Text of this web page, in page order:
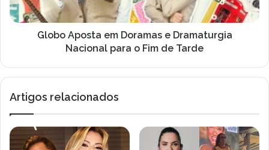
para
o
Globo Aposta em Doramas e Dramaturgia
Nacional para o Fim de Tarde
Artigos relacionados